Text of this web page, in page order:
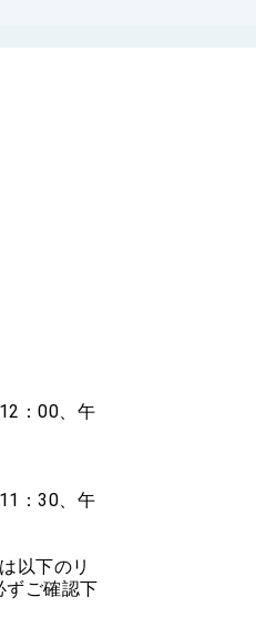
：00、午
：30、午
以下のリ
ずご確認下